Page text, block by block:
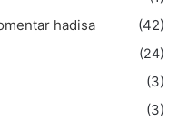
hadisa
(42)
(24)
(3)
(3)